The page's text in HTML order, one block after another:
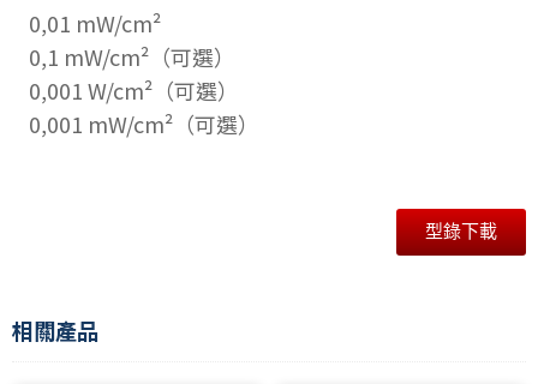
0,01 mW/cm²
0,1 mW/cm²（可選）
0,001 W/cm²（可選）
0,001 mW/cm²（可選）
型錄下載
相關產品